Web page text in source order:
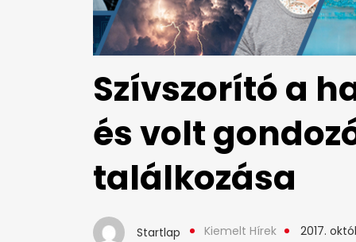
Szívszorító a
és volt
találkozása
Startlap Kiemelt Hírek 2017.